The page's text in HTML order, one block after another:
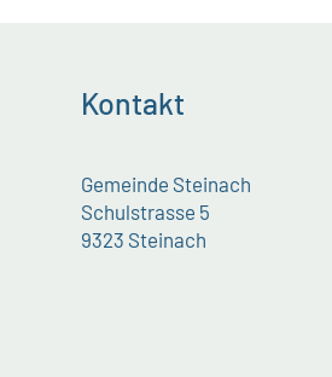
Kontakt
Gemeinde Steinach
Schulstrasse 5
9323 Steinach